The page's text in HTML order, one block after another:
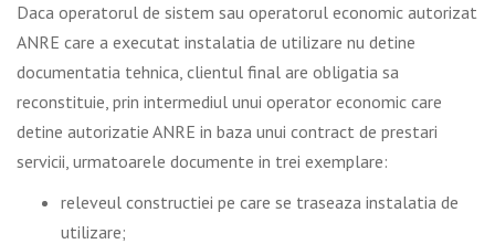
Daca operatorul de sistem sau operatorul economic autorizat
ANRE care a executat instalatia de utilizare nu detine
documentatia tehnica, clientul final are obligatia sa
reconstituie, prin intermediul unui operator economic care
detine autorizatie ANRE in baza unui contract de prestari
servicii, urmatoarele documente in trei exemplare:
releveul constructiei pe care se traseaza instalatia de
utilizare;